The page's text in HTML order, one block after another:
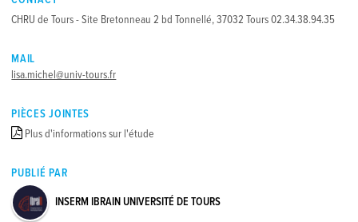
CHRU de Tours - Site Bretonneau 2 bd Tonnellé, 37032 Tours 02.34.38.94.35
MAIL
lisa.michel@univ-tours.fr
PIÈCES JOINTES
Plus d'informations sur l'étude
PUBLIÉ PAR
INSERM IBRAIN UNIVERSITÉ DE TOURS